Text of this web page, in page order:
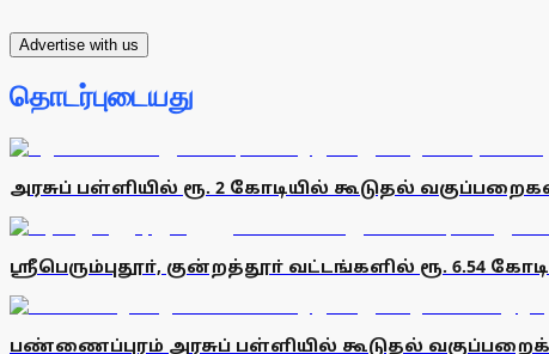
Advertise with us
தொடர்புடையது
அரசுப் பள்ளியில் ரூ. 2 கோடியில் கூடுதல்
ஸ்ரீபெரும்புதூா், குன்றத்தூா் வட்டங்களில் ரூ. 6.54
பண்ணைப்புரம் அரசுப் பள்ளியில் கூடுதல் வகுப்பறைக்